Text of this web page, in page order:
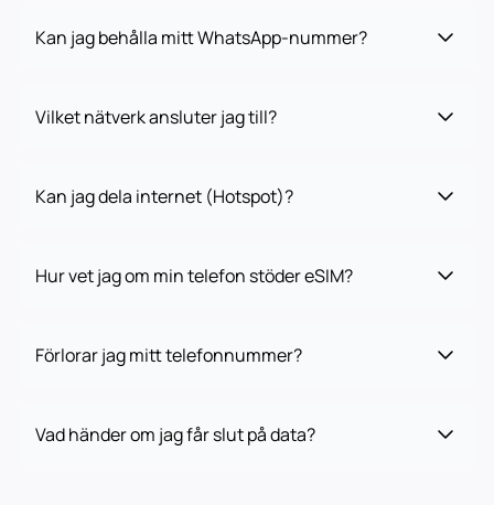
Kan jag behålla mitt WhatsApp-nummer?
Vilket nätverk ansluter jag till?
Kan jag dela internet (Hotspot)?
Hur vet jag om min telefon stöder eSIM?
Förlorar jag mitt telefonnummer?
Vad händer om jag får slut på data?